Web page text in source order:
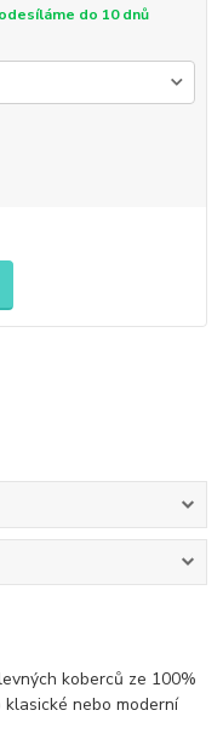
do 10 dnů
koberců ze 100%
klasické nebo moderní